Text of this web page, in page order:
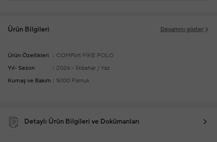
Ürün Bilgileri Devamını göster
Ürün Özellikleri
COMFort PİKE POLO
Yıl- Sezon
2026 - İlkbahar / Yaz
Kumaş ve Bakım
%100 Pamuk
Detaylı Ürün Bilgileri ve Dokümanları